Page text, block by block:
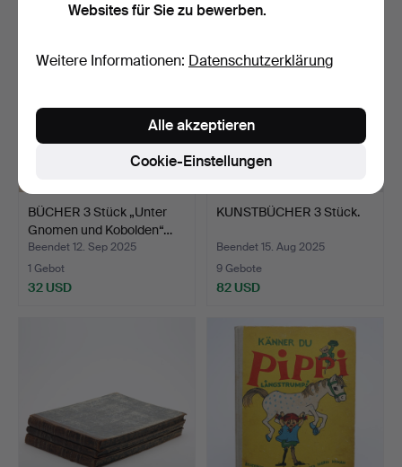
BÜCHER 3 Stück „Unter
Gnomen und Kobolden“…
Beendet 12. Sep 2025
1 Gebot
32 USD
KUNSTBÜCHER 3 Stück.
Beendet 15. Aug 2025
9 Gebote
82 USD
Websites für Sie zu bewerben.
Weitere Informationen: Datenschutzerklärung
Cookie-Einstellungen
Alle akzeptieren